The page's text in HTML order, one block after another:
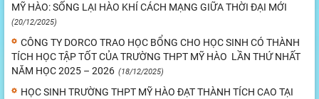
MỸ HÀO: SỐNG LẠI HÀO KHÍ CÁCH MẠNG GIỮA THỜI ĐẠI MỚI
(20/12/2025)
CÔNG TY DORCO TRAO HỌC BỔNG CHO HỌC SINH CÓ THÀNH
TÍCH HỌC TẬP TỐT CỦA TRƯỜNG THPT MỸ HÀO LẦN THỨ NHẤT
NĂM HỌC 2025 – 2026 (18/12/2025)
HỌC SINH TRƯỜNG THPT MỸ HÀO ĐẠT THÀNH TÍCH CAO TẠI